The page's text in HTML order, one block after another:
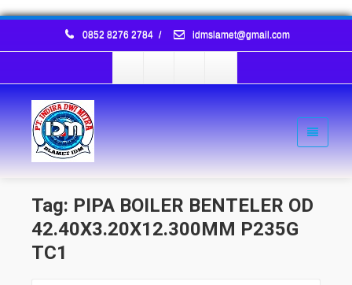
0852 8276 2784 / idmslamet@gmail.com
Tag: PIPA BOILER BENTELER OD
42.40X3.20X12.300MM P235G
TC1